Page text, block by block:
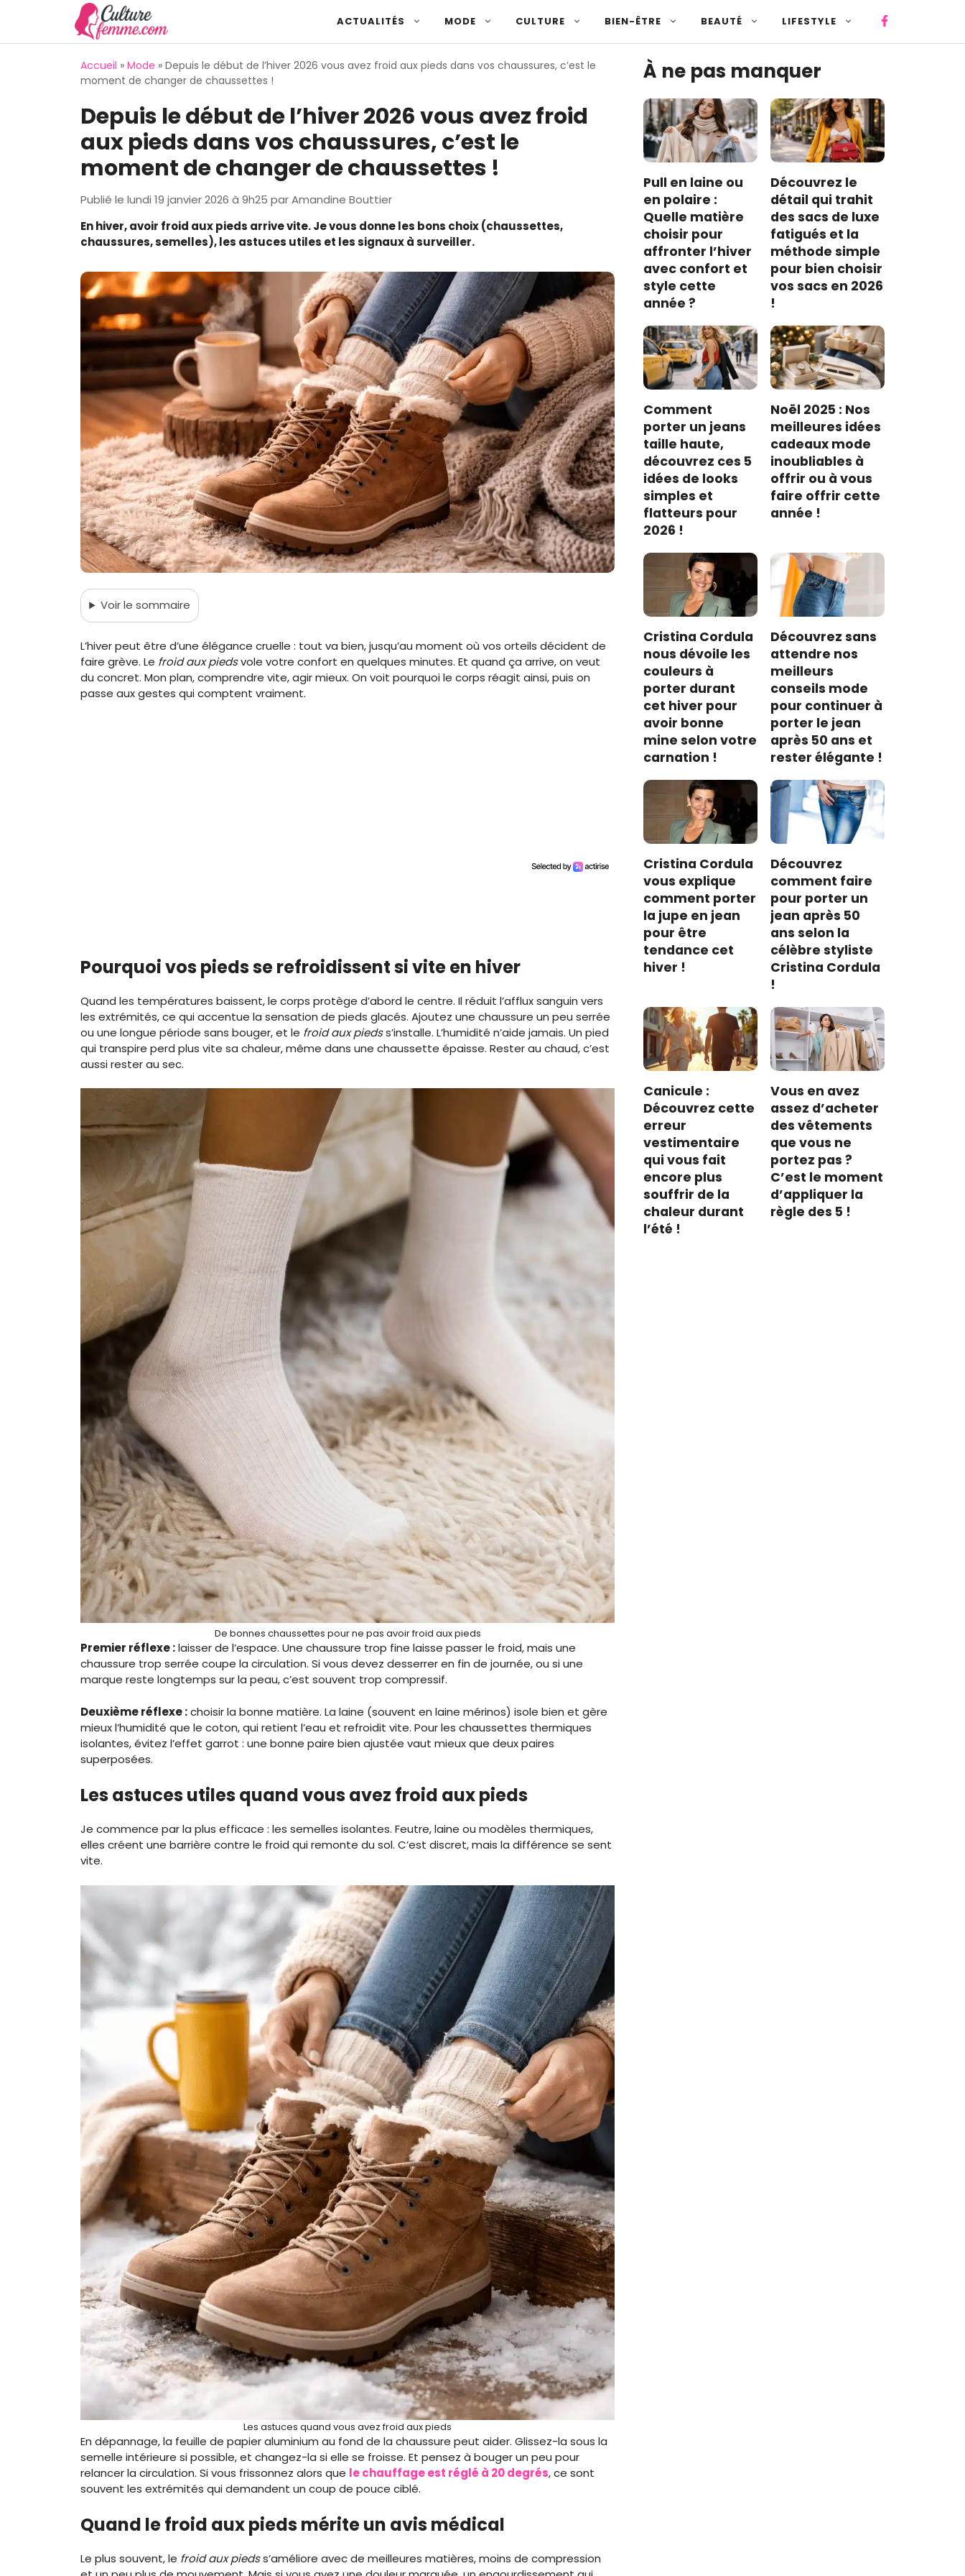
ACTUALITÉS MODE CULTURE BIEN-ÊTRE BEAUTÉ LIFESTYLE
Accueil » Mode » Depuis le début de l’hiver 2026 vous avez froid aux pieds dans vos chaussures, c’est le
moment de changer de chaussettes !
Depuis le début de l’hiver 2026 vous avez froid
aux pieds dans vos chaussures, c’est le
moment de changer de chaussettes !
Publié le lundi 19 janvier 2026 à 9h25 parAmandine Bouttier
En hiver, avoir froid aux pieds arrive vite. Je vous donne les bons choix (chaussettes,
chaussures, semelles), les astuces utiles et les signaux à surveiller.
Voirle sommaire
L’hiver peut être d’une élégance cruelle : tout va bien, jusqu’au moment où vos orteils décident de
faire grève. Le froid aux piedsvole votre confort en quelques minutes. Et quand ça arrive, on veut
du concret. Mon plan, comprendre vite, agir mieux. On voit pourquoi le corps réagit ainsi, puis on
passe aux gestes qui comptent vraiment.
Pourquoi vos pieds se refroidissent si vite en hiver
Quand les températures baissent, le corps protège d’abord le centre. Il réduit l’afflux sanguin vers
les extrémités, ce qui accentue la sensation de pieds glacés. Ajoutez une chaussure un peu serrée
ou une longue période sans bouger, et le froid aux piedss’installe. L’humidité n’aide jamais. Un pied
qui transpire perd plus vite sa chaleur, même dans une chaussette épaisse. Rester au chaud, c’est
aussi rester au sec.
De bonnes chaussettes pour ne pas avoir froid aux pieds
Premier réflexe :laisser de l’espace. Une chaussure trop fine laisse passer le froid, mais une
chaussure trop serrée coupe la circulation. Si vous devez desserrer en fin de journée, ou si une
marque reste longtemps sur la peau, c’est souvent trop compressif.
Deuxième réflexe :choisir la bonne matière. La laine (souvent en laine mérinos) isole bien et gère
mieux l’humidité que le coton, qui retient l’eau et refroidit vite. Pour les chaussettes thermiques
isolantes, évitez l’effet garrot : une bonne paire bien ajustée vaut mieux que deux paires
superposées.
Les astuces utiles quand vous avez froid aux pieds
Je commence par la plus efficace : les semelles isolantes. Feutre, laine ou modèles thermiques,
elles créent une barrière contre le froid qui remonte du sol. C’est discret, mais la différence se sent
vite.
Les astuces quand vous avez froid aux pieds
En dépannage, la feuille de papier aluminium au fond de la chaussure peut aider. Glissez-la sous la
semelle intérieure si possible, et changez-la si elle se froisse. Et pensez à bouger un peu pour
relancer la circulation. Si vous frissonnez alors que le chauffage est réglé à 20 degrés, ce sont
souvent les extrémités qui demandent un coup de pouce ciblé.
Quand le froid aux pieds mérite un avis médical
Le plus souvent, le froid aux piedss’améliore avec de meilleures matières, moins de compression
À ne pas manquer
Pull en laine ou
en polaire :
Quelle matière
choisir pour
affronter l’hiver
avec confort et
style cette
année ?
Découvrez le
détail qui trahit
des sacs de luxe
fatigués et la
méthode simple
pour bien choisir
vos sacs en 2026
!
Comment
porter un jeans
taille haute,
découvrez ces 5
idées de looks
simples et
flatteurs pour
2026 !
Noël 2025 : Nos
meilleures idées
cadeaux mode
inoubliables à
offrir ou à vous
faire offrir cette
année !
Cristina Cordula
nous dévoile les
couleurs à
porter durant
cet hiver pour
avoir bonne
mine selon votre
carnation !
Découvrez sans
attendre nos
meilleurs
conseils mode
pour continuer à
porter le jean
après 50 ans et
rester élégante !
Cristina Cordula
vous explique
comment porter
la jupe en jean
pour être
tendance cet
hiver !
Découvrez
comment faire
pour porter un
jean après 50
ans selon la
célèbre styliste
Cristina Cordula
!
Canicule :
Découvrez cette
erreur
vestimentaire
qui vous fait
encore plus
souffrir de la
chaleur durant
l’été !
Vous en avez
assez d’acheter
des vêtements
que vous ne
portez pas ?
C’est le moment
d’appliquer la
règle des 5 !